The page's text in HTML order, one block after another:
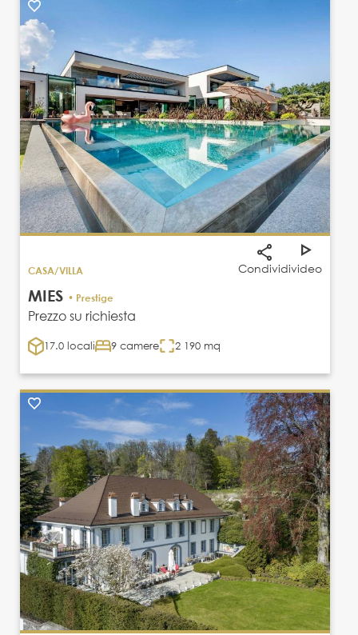
Condividivideo
CASA/VILLA
MIES • Prestige
Prezzo su richiesta
17.0 locali 9 camere 2 190 mq